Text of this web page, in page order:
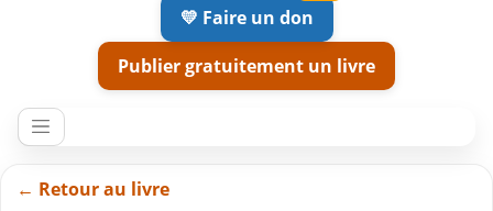
💛 Faire un don
Publier gratuitement un livre
← Retour au livre